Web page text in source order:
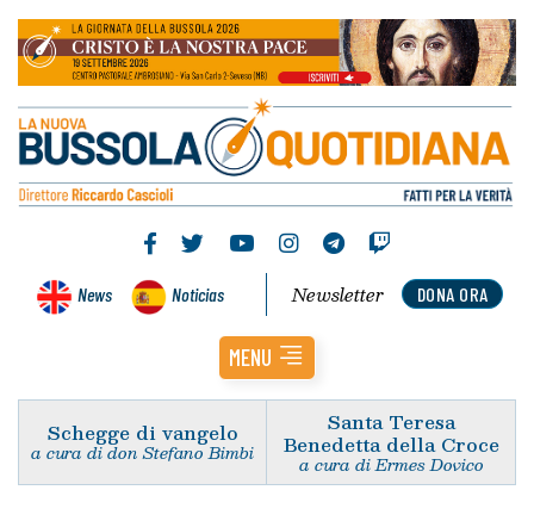
News Noticias DONA ORA
Newsletter
MENU
Schegge di vangelo
a cura di don Stefano Bimbi
Santa Teresa
Benedetta della Croce
a cura di Ermes Dovico